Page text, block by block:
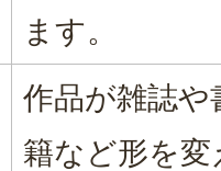
ます。
作品が雑誌や
籍など形を変